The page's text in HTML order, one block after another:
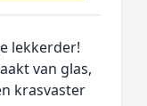
lekkerder!
van glas,
krasvaster